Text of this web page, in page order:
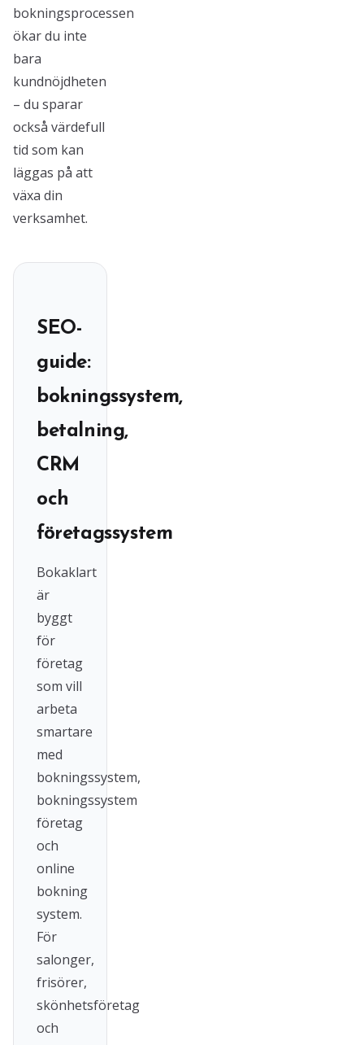
bokningsprocessen
ökar du inte
bara
kundnöjdheten
– du sparar
också värdefull
tid som kan
läggas på att
växa din
verksamhet.
SEO-
guide:
bokningssystem,
betalning,
CRM
och
företagssystem
Bokaklart
är
byggt
för
företag
som vill
arbeta
smartare
med
bokningssystem,
bokningssystem
företag
och
online
bokning
system.
För
salonger,
frisörer,
skönhetsföretag
och